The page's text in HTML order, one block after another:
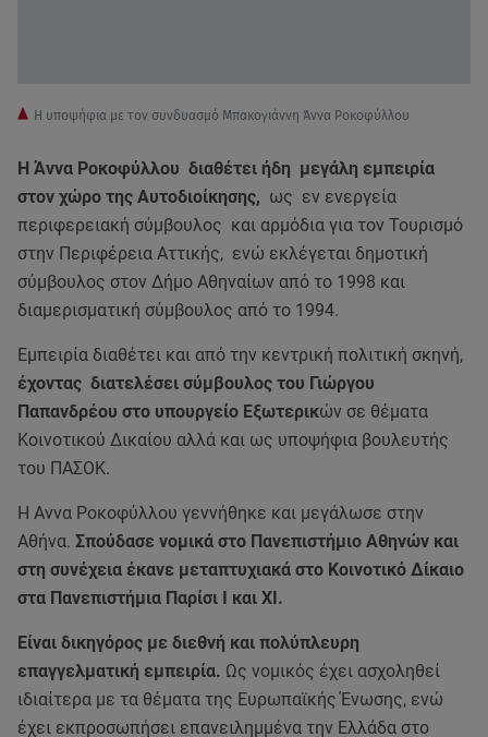
H υποψήφια με τον συνδυασμό Μπακογιάννη Άννα Ροκοφύλλου
Η Άννα Ροκοφύλλου διαθέτει ήδη μεγάλη εμπειρία
στον χώρο της Αυτοδιοίκησης, ως εν ενεργεία
περιφερειακή σύμβουλος και αρμόδια για τον Τουρισμό
στην Περιφέρεια Αττικής, ενώ εκλέγεται δημοτική
σύμβουλος στον Δήμο Αθηναίων από το 1998 και
διαμερισματική σύμβουλος από το 1994.
Εμπειρία διαθέτει και από την κεντρική πολιτική σκηνή,
έχοντας διατελέσει σύμβουλος του Γιώργου
Παπανδρέου στο υπουργείο Εξωτερικών σε θέματα
Κοινοτικού Δικαίου αλλά και ως υποψήφια βουλευτής
του ΠΑΣΟΚ.
Η Αννα Ροκοφύλλου γεννήθηκε και μεγάλωσε στην
Αθήνα. Σπούδασε νομικά στο Πανεπιστήμιο Αθηνών και
στη συνέχεια έκανε μεταπτυχιακά στο Κοινοτικό Δίκαιο
στα Πανεπιστήμια Παρίσι Ι και XI.
Είναι δικηγόρος με διεθνή και πολύπλευρη
επαγγελματική εμπειρία. Ως νομικός έχει ασχοληθεί
ιδιαίτερα με τα θέματα της Ευρωπαϊκής Ένωσης, ενώ
έχει εκπροσωπήσει επανειλημμένα την Ελλάδα στο